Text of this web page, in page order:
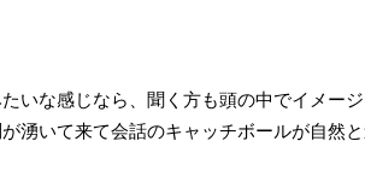
いな感じなら、聞く方も頭の中でイメー
湧いて来て会話のキャッチボールが自然と